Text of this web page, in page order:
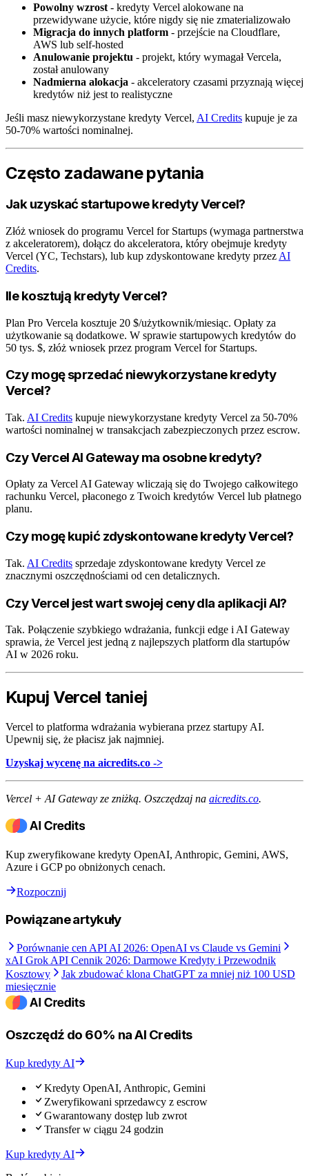
Powolny wzrost - kredyty Vercel alokowane na
przewidywane użycie, które nigdy się nie zmaterializowało
Migracja do innych platform - przejście na Cloudflare,
AWS lub self-hosted
Anulowanie projektu - projekt, który wymagał Vercela,
został anulowany
Nadmierna alokacja - akceleratory czasami przyznają więcej
kredytów niż jest to realistyczne
Jeśli masz niewykorzystane kredyty Vercel, AI Credits kupuje je za
50-70% wartości nominalnej.
Często zadawane pytania
Jak uzyskać startupowe kredyty Vercel?
Złóż wniosek do programu Vercel for Startups (wymaga partnerstwa
z akceleratorem), dołącz do akceleratora, który obejmuje kredyty
Vercel (YC, Techstars), lub kup zdyskontowane kredyty przez AI
Credits.
Ile kosztują kredyty Vercel?
Plan Pro Vercela kosztuje 20 $/użytkownik/miesiąc. Opłaty za
użytkowanie są dodatkowe. W sprawie startupowych kredytów do
50 tys. $, złóż wniosek przez program Vercel for Startups.
Czy mogę sprzedać niewykorzystane kredyty
Vercel?
Tak. AI Credits kupuje niewykorzystane kredyty Vercel za 50-70%
wartości nominalnej w transakcjach zabezpieczonych przez escrow.
Czy Vercel AI Gateway ma osobne kredyty?
Opłaty za Vercel AI Gateway wliczają się do Twojego całkowitego
rachunku Vercel, płaconego z Twoich kredytów Vercel lub płatnego
planu.
Czy mogę kupić zdyskontowane kredyty Vercel?
Tak. AI Credits sprzedaje zdyskontowane kredyty Vercel ze
znacznymi oszczędnościami od cen detalicznych.
Czy Vercel jest wart swojej ceny dla aplikacji AI?
Tak. Połączenie szybkiego wdrażania, funkcji edge i AI Gateway
sprawia, że Vercel jest jedną z najlepszych platform dla startupów
AI w 2026 roku.
Kupuj Vercel taniej
Vercel to platforma wdrażania wybierana przez startupy AI.
Upewnij się, że płacisz jak najmniej.
Uzyskaj wycenę na aicredits.co ->
Vercel + AI Gateway ze zniżką. Oszczędzaj na aicredits.co.
Kup zweryfikowane kredyty OpenAI, Anthropic, Gemini, AWS,
Azure i GCP po obniżonych cenach.
Rozpocznij
Powiązane artykuły
Porównanie cen API AI 2026: OpenAI vs Claude vs Gemini
xAI Grok API Cennik 2026: Darmowe Kredyty i Przewodnik
Kosztowy
Jak zbudować klona ChatGPT za mniej niż 100 USD
miesięcznie
Oszczędź do 60% na AI Credits
Kup kredyty AI
Kredyty OpenAI, Anthropic, Gemini
Zweryfikowani sprzedawcy z escrow
Gwarantowany dostęp lub zwrot
Transfer w ciągu 24 godzin
Kup kredyty AI